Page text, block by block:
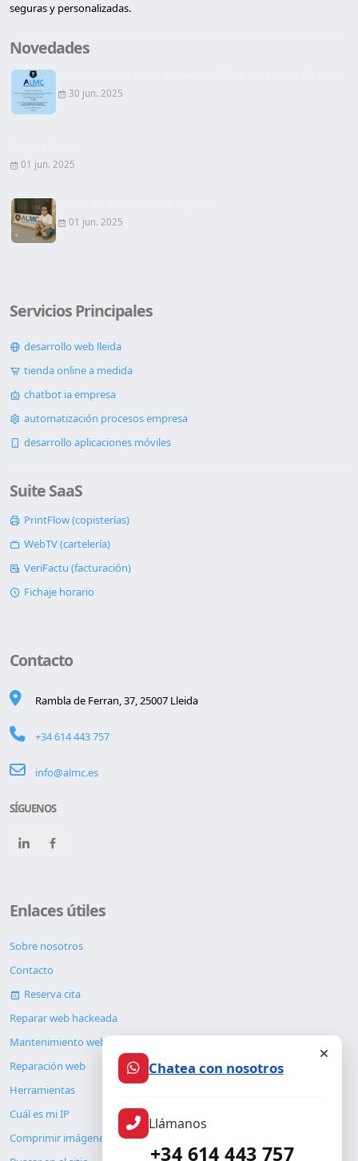
seguras y personalizadas.
Novedades
30 jun. 2025
01 jun. 2025
01 jun. 2025
Servicios Principales
desarrollo web lleida
tienda online a medida
chatbot ia empresa
automatización procesos empresa
desarrollo aplicaciones móviles
Suite SaaS
PrintFlow (copisterías)
WebTV (cartelería)
VeriFactu (facturación)
Fichaje horario
Contacto
Rambla de Ferran, 37, 25007 Lleida
+34 614 443 757
info@almc.es
SÍGUENOS
Enlaces útiles
Sobre nosotros
Contacto
Reserva cita
Reparar web hackeada
Mantenimiento web
Reparación web
Herramientas
Cuál es mi IP
Comprimir imágenes
Chatea con nosotros
Llámanos
+34 614 443 757